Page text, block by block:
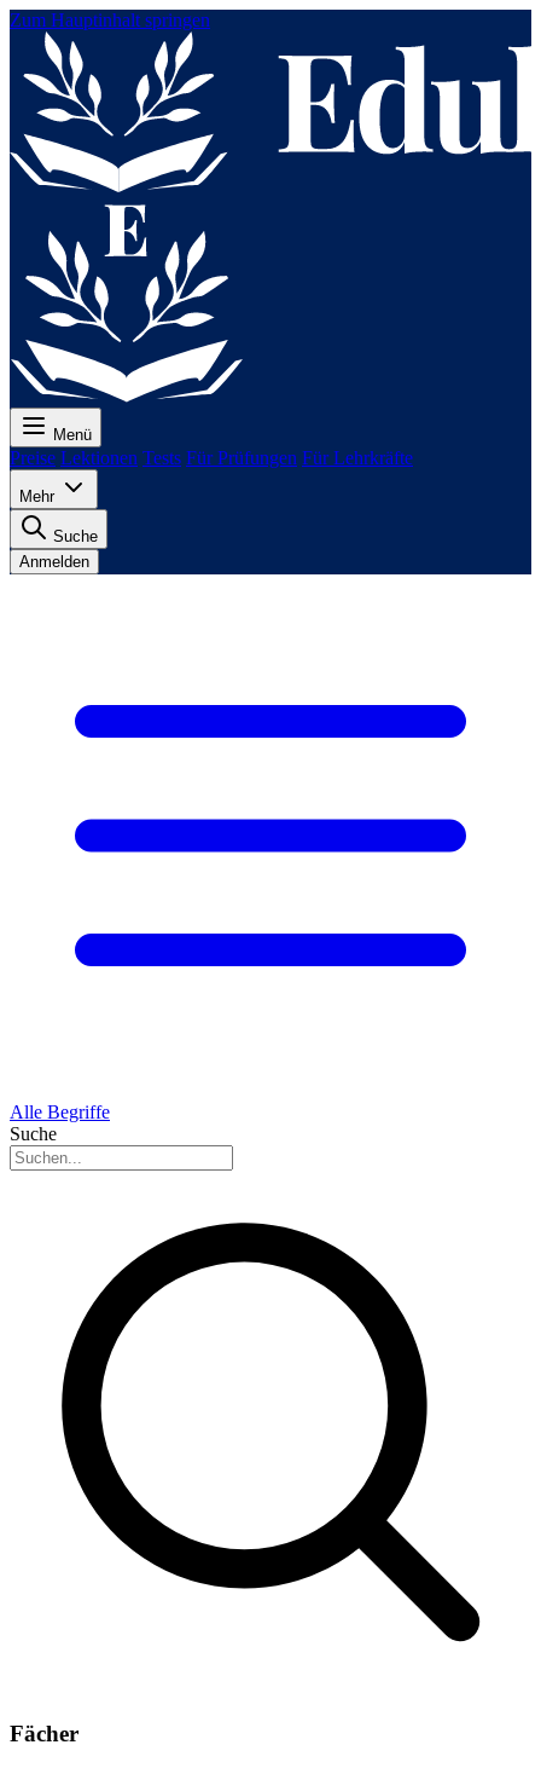
Zum Hauptinhalt springen
Menü
Preise Lektionen Tests Für Prüfungen Für Lehrkräfte
Mehr
Suche
Anmelden
Alle Begriffe
Suche
Fächer